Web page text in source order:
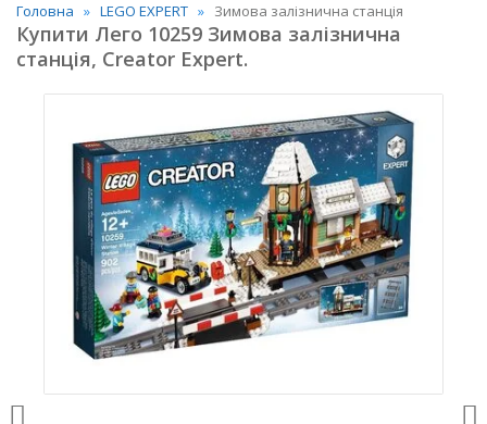
Головна LEGO EXPERT Зимова залізнична станція
Купити Лего 10259 Зимова залізнична
станція, Creator Expert.